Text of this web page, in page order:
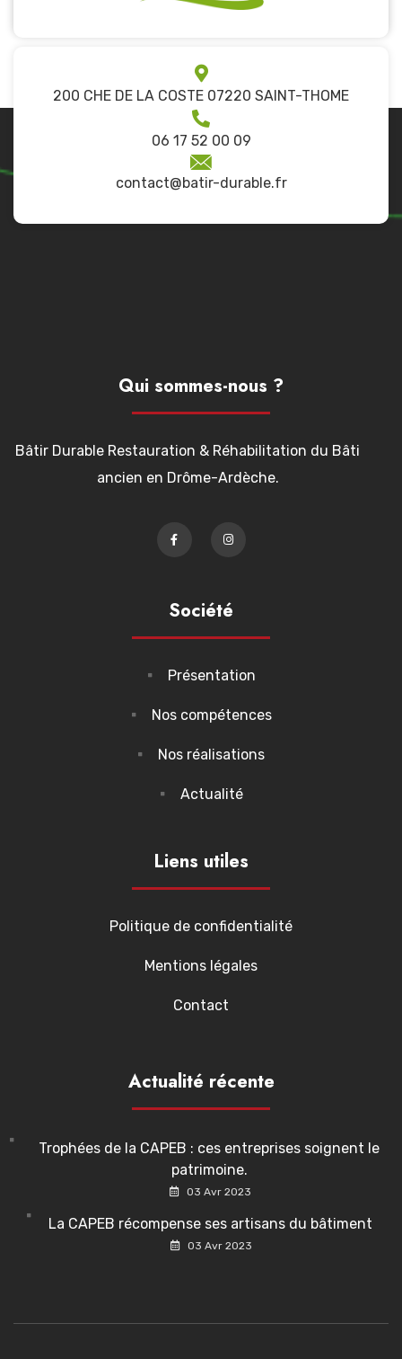
200 CHE DE LA COSTE 07220 SAINT-THOME
06 17 52 00 09
contact@batir-durable.fr
Qui sommes-nous ?
Bâtir Durable Restauration & Réhabilitation du Bâti
ancien en Drôme-Ardèche.
Société
Présentation
Nos compétences
Nos réalisations
Actualité
Liens utiles
Politique de confidentialité
Mentions légales
Contact
Actualité récente
Trophées de la CAPEB : ces entreprises soignent le
patrimoine.
03 Avr 2023
La CAPEB récompense ses artisans du bâtiment
03 Avr 2023